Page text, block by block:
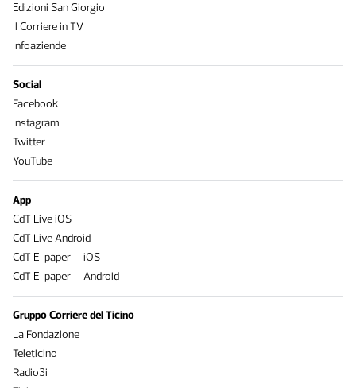
Edizioni San Giorgio
Il Corriere in TV
Infoaziende
Social
Facebook
Instagram
Twitter
YouTube
App
CdT Live iOS
CdT Live Android
CdT E-paper – iOS
CdT E-paper – Android
Gruppo Corriere del Ticino
La Fondazione
Teleticino
Radio3i